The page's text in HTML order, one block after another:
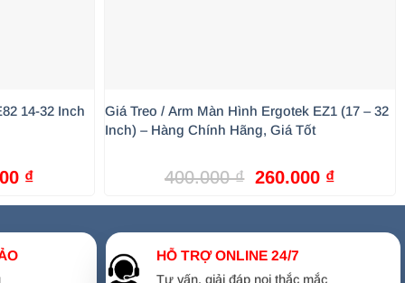
14-32 Inch
₫.
₫Giá
là:
200.000 ₫.
Giá Treo / Arm Màn Hình Ergotek EZ1 (17 – 32
Inch) – Hàng Chính Hãng, Giá Tốt
400.000₫ Giá
400.000 ₫.
260.000 ₫Giá
là:
260.000
HỖ TRỢ ONLINE 24/7
Tư vấn, giải đáp nọi thắc mắc